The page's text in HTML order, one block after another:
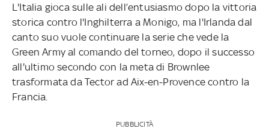
L'Italia gioca sulle ali dell’entusiasmo dopo la vittoria
storica contro l'Inghilterra a Monigo, ma l'Irlanda dal
canto suo vuole continuare la serie che vede la
Green Army al comando del torneo, dopo il successo
all'ultimo secondo con la meta di Brownlee
trasformata da Tector ad Aix-en-Provence contro la
Francia.
PUBBLICITÀ